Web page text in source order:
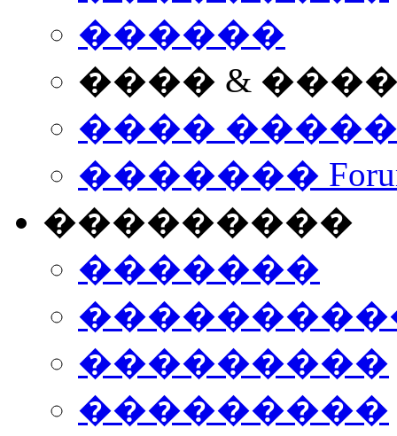
������
���� &
����
�������
���������
�������
���������
���������